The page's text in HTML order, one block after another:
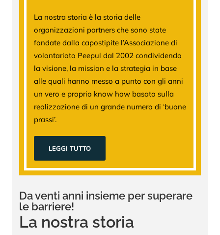
La nostra storia è la storia delle
organizzazioni partners che sono state
fondate dalla capostipite l’Associazione di
volontariato Peepul dal 2002 condividendo
la visione, la mission e la strategia in base
alle quali hanno messo a punto con gli anni
un vero e proprio know how basato sulla
realizzazione di un grande numero di ‘buone
prassi’.
LEGGI TUTTO
Da venti anni insieme per superare
le barriere!
La nostra storia